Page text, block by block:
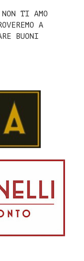
NON TI AMO
A
BUONI